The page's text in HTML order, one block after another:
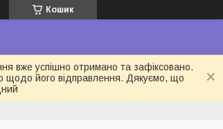
Кошик
вже успішно отримано та зафіксовано.
щодо його відправлення. Дякуємо, що